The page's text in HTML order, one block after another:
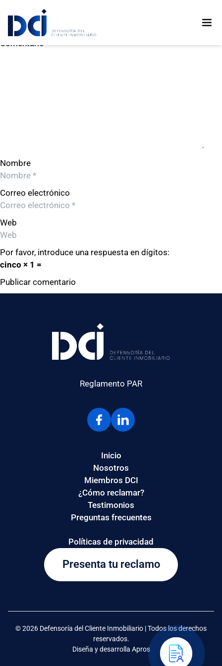
GESTION DE PROYECTOS INMOVISION SAC
Deja un comentario
Comentario
Nombre
Correo electrónico
Web
Por favor, introduce una respuesta en dígitos:
cinco × 1 =
Reglamento PAR
Presenta tu reclamo
Inicio
Nosotros
Miembros DCI
¿Cómo reclamar?
Testimonios
Preguntas frecuentes
Políticas de privacidad
© 2026 Defensoría del Cliente Inmobiliario | Todos los derechos
reservados.
Diseña y desarrolla Apros